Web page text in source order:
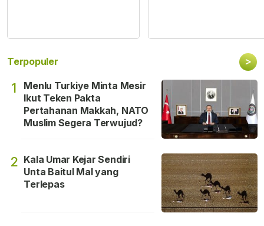
Terpopuler >
1
Menlu Turkiye Minta Mesir
Ikut Teken Pakta
Pertahanan Makkah, NATO
Muslim Segera Terwujud?
2 Kala Umar Kejar Sendiri
Unta Baitul Mal yang
Terlepas